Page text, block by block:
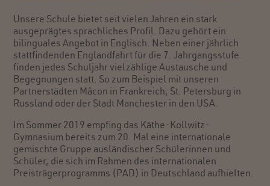
Unsere Schule bietet seit vielen Jahren ein stark
ausgeprägtes sprachliches Profil. Dazu gehört ein
bilinguales Angebot in Englisch. Neben einer jährlich
stattfindenden Englandfahrt für die 7. Jahrgangsstufe
finden jedes Schuljahr vielzählige Austausche und
Begegnungen statt. So zum Beispiel mit unseren
Partnerstädten Mâcon in Frankreich, St. Petersburg in
Russland oder der Stadt Manchester in den USA.
Im Sommer 2019 empfing das Käthe-Kollwitz-
Gymnasium bereits zum 20. Mal eine internationale
gemischte Gruppe ausländischer Schülerinnen und
Schüler, die sich im Rahmen des internationalen
Preisträgerprogramms (PAD) in Deutschland aufhielten.